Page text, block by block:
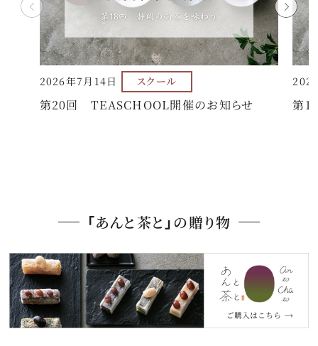
2026年7月14日 スクール
第20回 TEASCHOOL開催のお知らせ 第
「あんと茶と」の贈り物